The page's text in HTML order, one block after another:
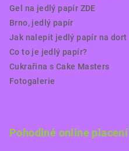
Gel na jedlý papír ZDE
Brno, jedlý papír
Jak nalepit jedlý papír na dort
Co to je jedlý papír?
Cukrařina s Cake Masters
Fotogalerie
Pohodlné online placení